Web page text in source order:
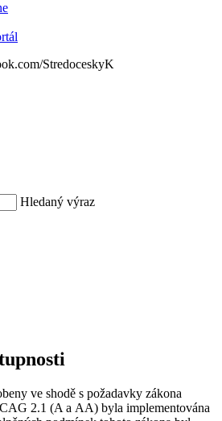
StredoceskyK
Hledaný výraz
ve shodě s požadavky zákona
2.1 (A a AA) byla implementována